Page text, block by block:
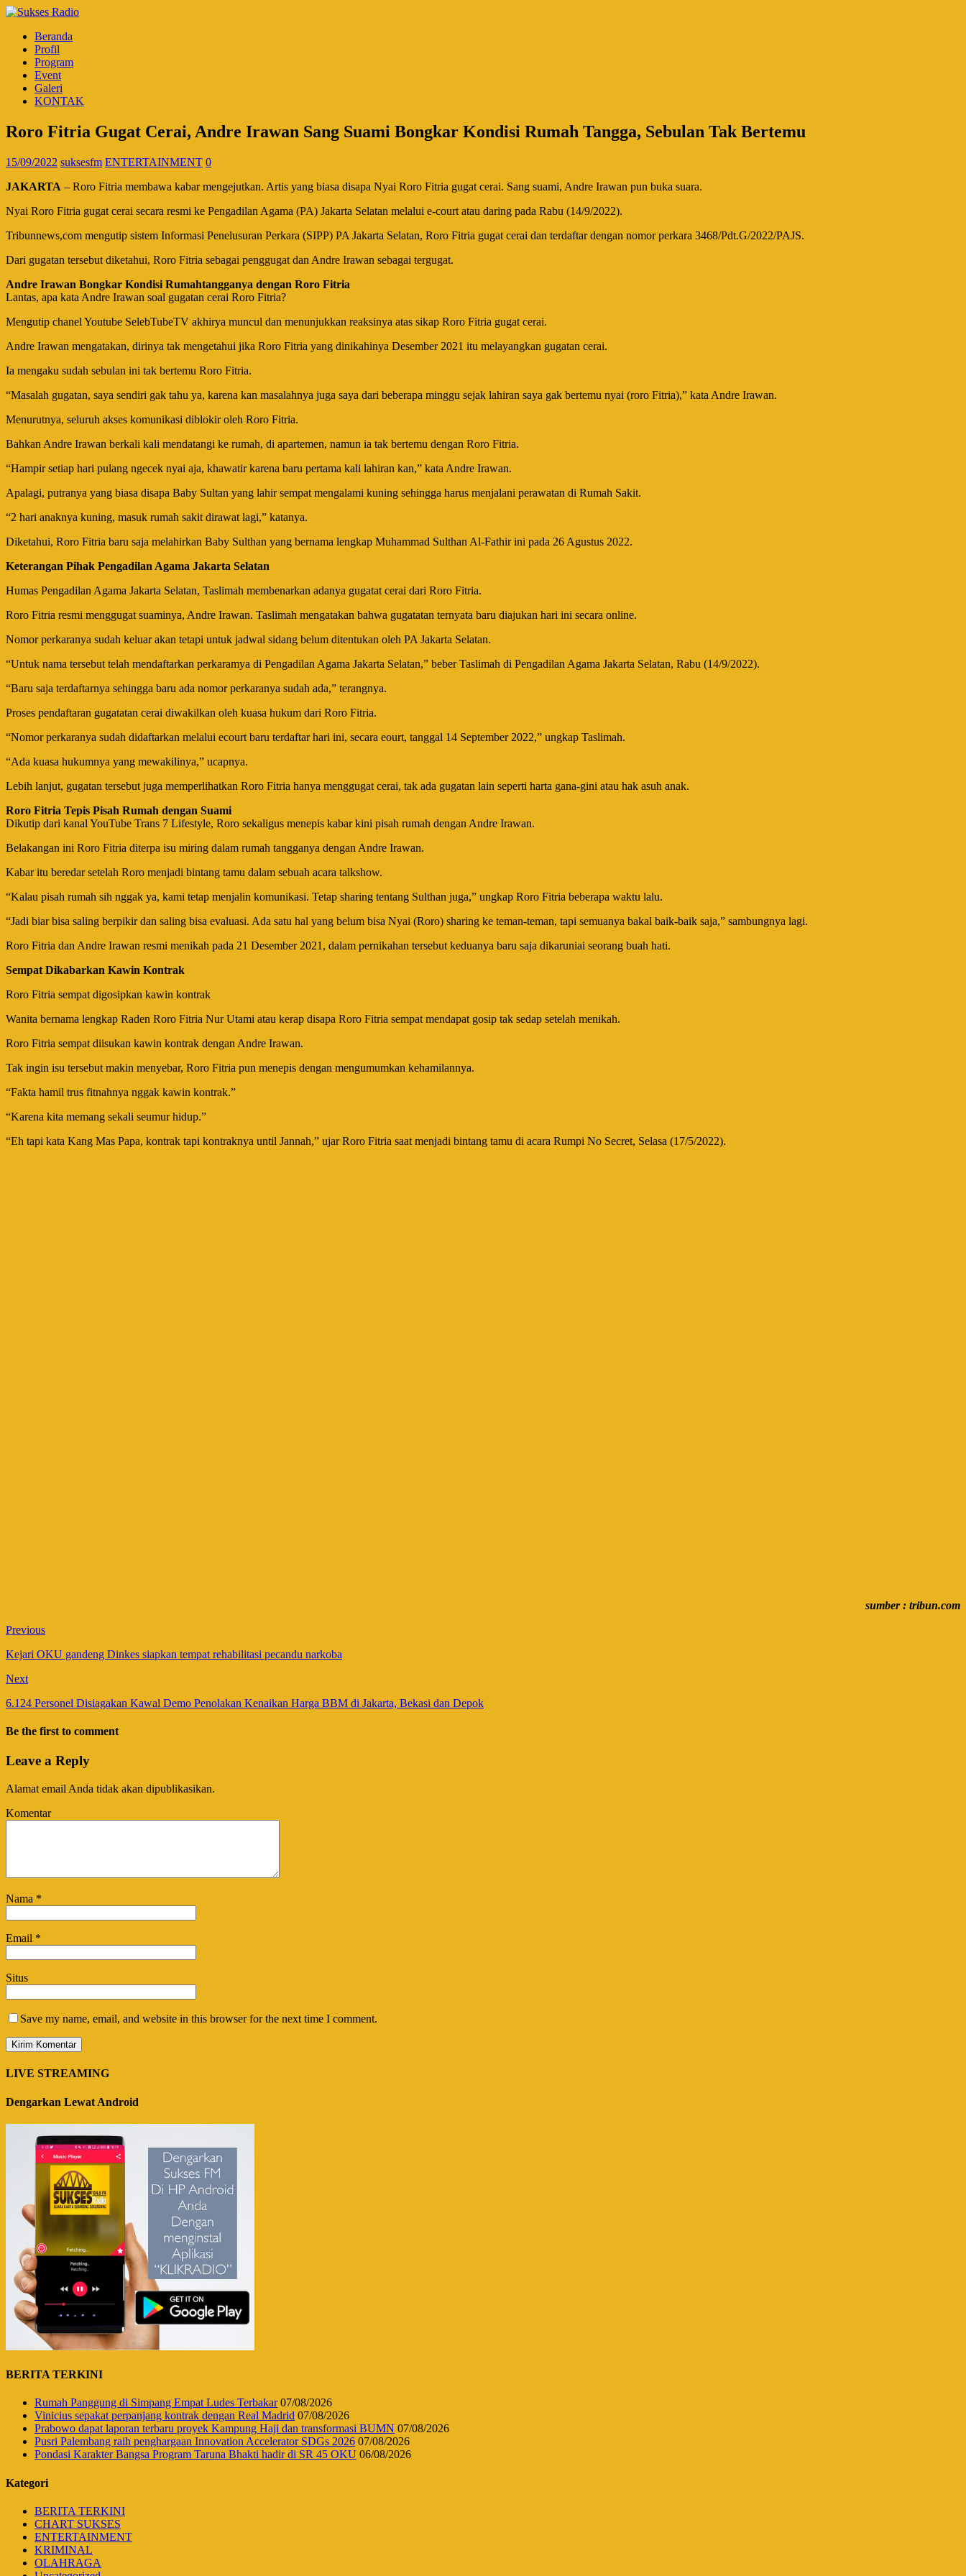
Beranda
Profil
Program
Event
Galeri
KONTAK
Roro Fitria Gugat Cerai, Andre Irawan Sang Suami Bongkar Kondisi Rumah Tangga, Sebulan Tak Bertemu
15/09/2022 suksesfm ENTERTAINMENT 0
JAKARTA – Roro Fitria membawa kabar mengejutkan. Artis yang biasa disapa Nyai Roro Fitria gugat cerai. Sang suami, Andre Irawan pun buka suara.
Nyai Roro Fitria gugat cerai secara resmi ke Pengadilan Agama (PA) Jakarta Selatan melalui e-court atau daring pada Rabu (14/9/2022).
Tribunnews,com mengutip sistem Informasi Penelusuran Perkara (SIPP) PA Jakarta Selatan, Roro Fitria gugat cerai dan terdaftar dengan nomor perkara 3468/Pdt.G/2022/PAJS.
Dari gugatan tersebut diketahui, Roro Fitria sebagai penggugat dan Andre Irawan sebagai tergugat.
Andre Irawan Bongkar Kondisi Rumahtangganya dengan Roro Fitria
Lantas, apa kata Andre Irawan soal gugatan cerai Roro Fitria?
Mengutip chanel Youtube SelebTubeTV akhirya muncul dan menunjukkan reaksinya atas sikap Roro Fitria gugat cerai.
Andre Irawan mengatakan, dirinya tak mengetahui jika Roro Fitria yang dinikahinya Desember 2021 itu melayangkan gugatan cerai.
Ia mengaku sudah sebulan ini tak bertemu Roro Fitria.
“Masalah gugatan, saya sendiri gak tahu ya, karena kan masalahnya juga saya dari beberapa minggu sejak lahiran saya gak bertemu nyai (roro Fitria),” kata Andre Irawan.
Menurutnya, seluruh akses komunikasi diblokir oleh Roro Fitria.
Bahkan Andre Irawan berkali kali mendatangi ke rumah, di apartemen, namun ia tak bertemu dengan Roro Fitria.
“Hampir setiap hari pulang ngecek nyai aja, khawatir karena baru pertama kali lahiran kan,” kata Andre Irawan.
Apalagi, putranya yang biasa disapa Baby Sultan yang lahir sempat mengalami kuning sehingga harus menjalani perawatan di Rumah Sakit.
“2 hari anaknya kuning, masuk rumah sakit dirawat lagi,” katanya.
Diketahui, Roro Fitria baru saja melahirkan Baby Sulthan yang bernama lengkap Muhammad Sulthan Al-Fathir ini pada 26 Agustus 2022.
Keterangan Pihak Pengadilan Agama Jakarta Selatan
Humas Pengadilan Agama Jakarta Selatan, Taslimah membenarkan adanya gugatat cerai dari Roro Fitria.
Roro Fitria resmi menggugat suaminya, Andre Irawan. Taslimah mengatakan bahwa gugatatan ternyata baru diajukan hari ini secara online.
Nomor perkaranya sudah keluar akan tetapi untuk jadwal sidang belum ditentukan oleh PA Jakarta Selatan.
“Untuk nama tersebut telah mendaftarkan perkaramya di Pengadilan Agama Jakarta Selatan,” beber Taslimah di Pengadilan Agama Jakarta Selatan, Rabu (14/9/2022).
“Baru saja terdaftarnya sehingga baru ada nomor perkaranya sudah ada,” terangnya.
Proses pendaftaran gugatatan cerai diwakilkan oleh kuasa hukum dari Roro Fitria.
“Nomor perkaranya sudah didaftarkan melalui ecourt baru terdaftar hari ini, secara eourt, tanggal 14 September 2022,” ungkap Taslimah.
“Ada kuasa hukumnya yang mewakilinya,” ucapnya.
Lebih lanjut, gugatan tersebut juga memperlihatkan Roro Fitria hanya menggugat cerai, tak ada gugatan lain seperti harta gana-gini atau hak asuh anak.
Roro Fitria Tepis Pisah Rumah dengan Suami
Dikutip dari kanal YouTube Trans 7 Lifestyle, Roro sekaligus menepis kabar kini pisah rumah dengan Andre Irawan.
Belakangan ini Roro Fitria diterpa isu miring dalam rumah tangganya dengan Andre Irawan.
Kabar itu beredar setelah Roro menjadi bintang tamu dalam sebuah acara talkshow.
“Kalau pisah rumah sih nggak ya, kami tetap menjalin komunikasi. Tetap sharing tentang Sulthan juga,” ungkap Roro Fitria beberapa waktu lalu.
“Jadi biar bisa saling berpikir dan saling bisa evaluasi. Ada satu hal yang belum bisa Nyai (Roro) sharing ke teman-teman, tapi semuanya bakal baik-baik saja,” sambungnya lagi.
Roro Fitria dan Andre Irawan resmi menikah pada 21 Desember 2021, dalam pernikahan tersebut keduanya baru saja dikaruniai seorang buah hati.
Sempat Dikabarkan Kawin Kontrak
Roro Fitria sempat digosipkan kawin kontrak
Wanita bernama lengkap Raden Roro Fitria Nur Utami atau kerap disapa Roro Fitria sempat mendapat gosip tak sedap setelah menikah.
Roro Fitria sempat diisukan kawin kontrak dengan Andre Irawan.
Tak ingin isu tersebut makin menyebar, Roro Fitria pun menepis dengan mengumumkan kehamilannya.
“Fakta hamil trus fitnahnya nggak kawin kontrak.”
“Karena kita memang sekali seumur hidup.”
“Eh tapi kata Kang Mas Papa, kontrak tapi kontraknya until Jannah,” ujar Roro Fitria saat menjadi bintang tamu di acara Rumpi No Secret, Selasa (17/5/2022).
sumber : tribun.com
Previous
Kejari OKU gandeng Dinkes siapkan tempat rehabilitasi pecandu narkoba
Next
6.124 Personel Disiagakan Kawal Demo Penolakan Kenaikan Harga BBM di Jakarta, Bekasi dan Depok
Be the first to comment
Leave a Reply
Alamat email Anda tidak akan dipublikasikan.
Komentar
Nama *
Email *
Situs
Save my name, email, and website in this browser for the next time I comment.
LIVE STREAMING
Dengarkan Lewat Android
BERITA TERKINI
Rumah Panggung di Simpang Empat Ludes Terbakar 07/08/2026
Vinicius sepakat perpanjang kontrak dengan Real Madrid 07/08/2026
Prabowo dapat laporan terbaru proyek Kampung Haji dan transformasi BUMN 07/08/2026
Pusri Palembang raih penghargaan Innovation Accelerator SDGs 2026 07/08/2026
Pondasi Karakter Bangsa Program Taruna Bhakti hadir di SR 45 OKU 06/08/2026
Kategori
BERITA TERKINI
CHART SUKSES
ENTERTAINMENT
KRIMINAL
OLAHRAGA